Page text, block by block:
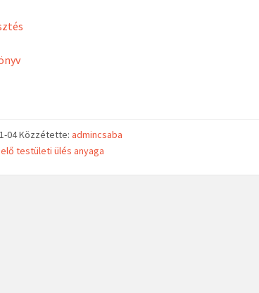
04Közzétette:admincsaba
testületi ülés anyaga